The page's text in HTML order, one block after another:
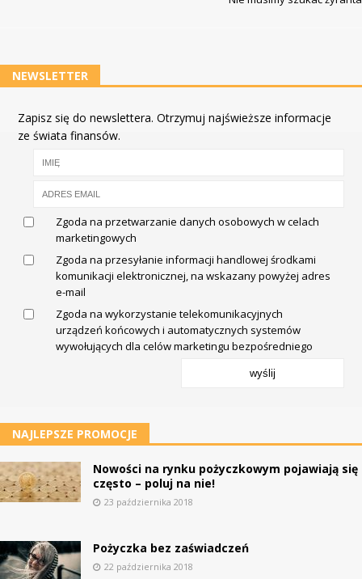
NEWSLETTER
Zapisz się do newslettera. Otrzymuj najświeższe informacje
ze świata finansów.
Zgoda na przetwarzanie danych osobowych w celach
marketingowych
Zgoda na przesyłanie informacji handlowej środkami
komunikacji elektronicznej, na wskazany powyżej adres
e-mail
Zgoda na wykorzystanie telekomunikacyjnych
urządzeń końcowych i automatycznych systemów
wywołujących dla celów marketingu bezpośredniego
wyślij
NAJLEPSZE PROMOCJE
Nowości na rynku pożyczkowym pojawiają się
często – poluj na nie!
23 października 2018
Pożyczka bez zaświadczeń
22 października 2018